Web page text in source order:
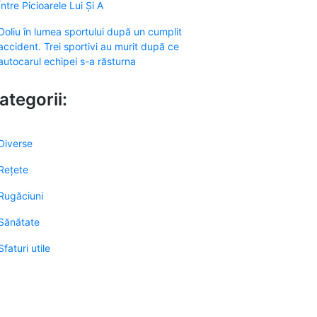
Picioarele Lui Și A
în lumea sportului după un cumplit
Trei sportivi au murit după ce
echipei s-a răsturna
utile